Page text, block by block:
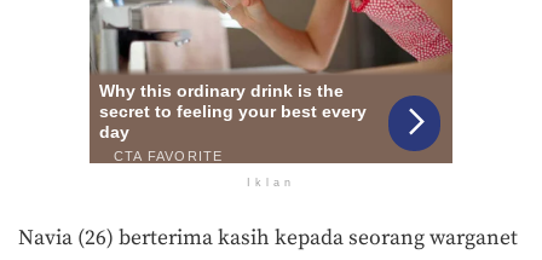
Iklan
Navia (26) berterima kasih kepada seorang warganet